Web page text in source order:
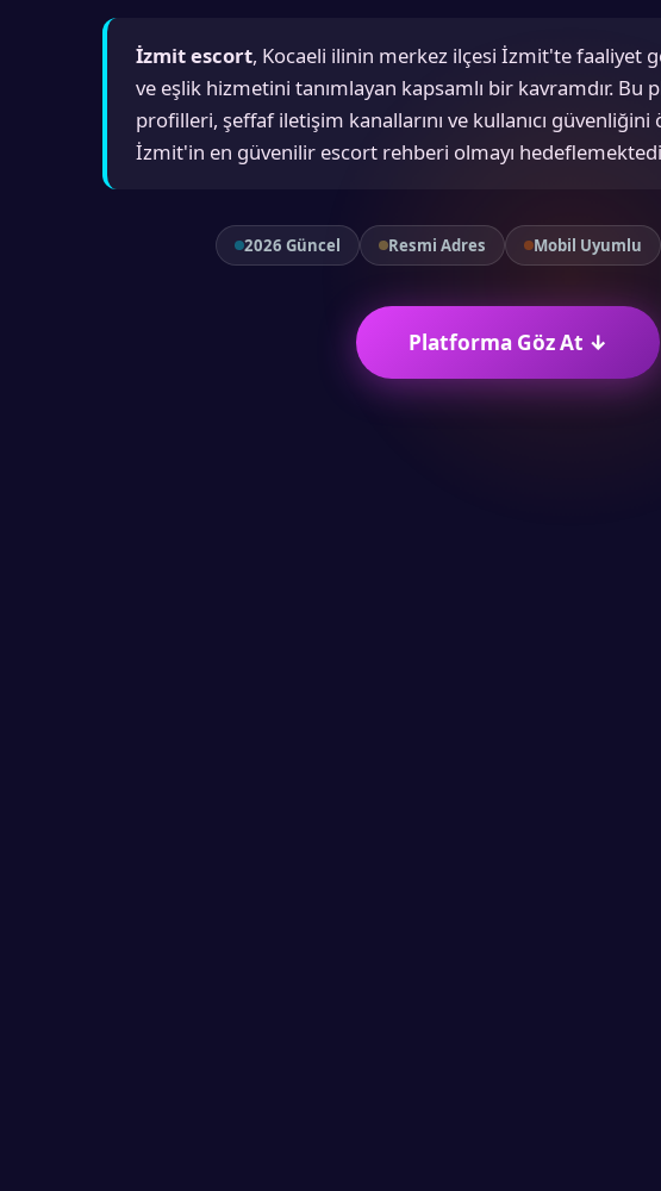
İzmit escort, Kocaeli ilinin merkez ilçesi İzmit'te faaliyet
ve eşlik hizmetini tanımlayan kapsamlı bir kavramdır. Bu
profilleri, şeffaf iletişim kanallarını ve kullanıcı
İzmit'in en güvenilir escort rehberi olmayı
2026 Güncel Resmi Adres Mobil Uyumlu
Platforma Göz At ↓